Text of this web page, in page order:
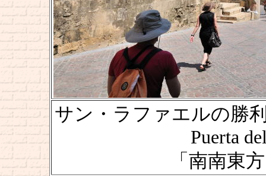
サン・ラファエルの勝利
Puerta
「南南東